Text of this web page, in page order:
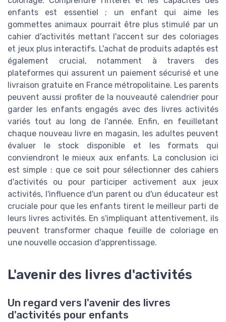
enfants est essentiel ; un enfant qui aime les
gommettes animaux pourrait être plus stimulé par un
cahier d'activités mettant l'accent sur des coloriages
et jeux plus interactifs. L'achat de produits adaptés est
également crucial, notamment à travers des
plateformes qui assurent un paiement sécurisé et une
livraison gratuite en France métropolitaine. Les parents
peuvent aussi profiter de la nouveauté calendrier pour
garder les enfants engagés avec des livres activités
variés tout au long de l'année. Enfin, en feuilletant
chaque nouveau livre en magasin, les adultes peuvent
évaluer le stock disponible et les formats qui
conviendront le mieux aux enfants. La conclusion ici
est simple : que ce soit pour sélectionner des cahiers
d'activités ou pour participer activement aux jeux
activités, l'influence d'un parent ou d'un éducateur est
cruciale pour que les enfants tirent le meilleur parti de
leurs livres activités. En s'impliquant attentivement, ils
peuvent transformer chaque feuille de coloriage en
une nouvelle occasion d'apprentissage.
L'avenir des livres d'activités
Un regard vers l'avenir des livres
d'activités pour enfants